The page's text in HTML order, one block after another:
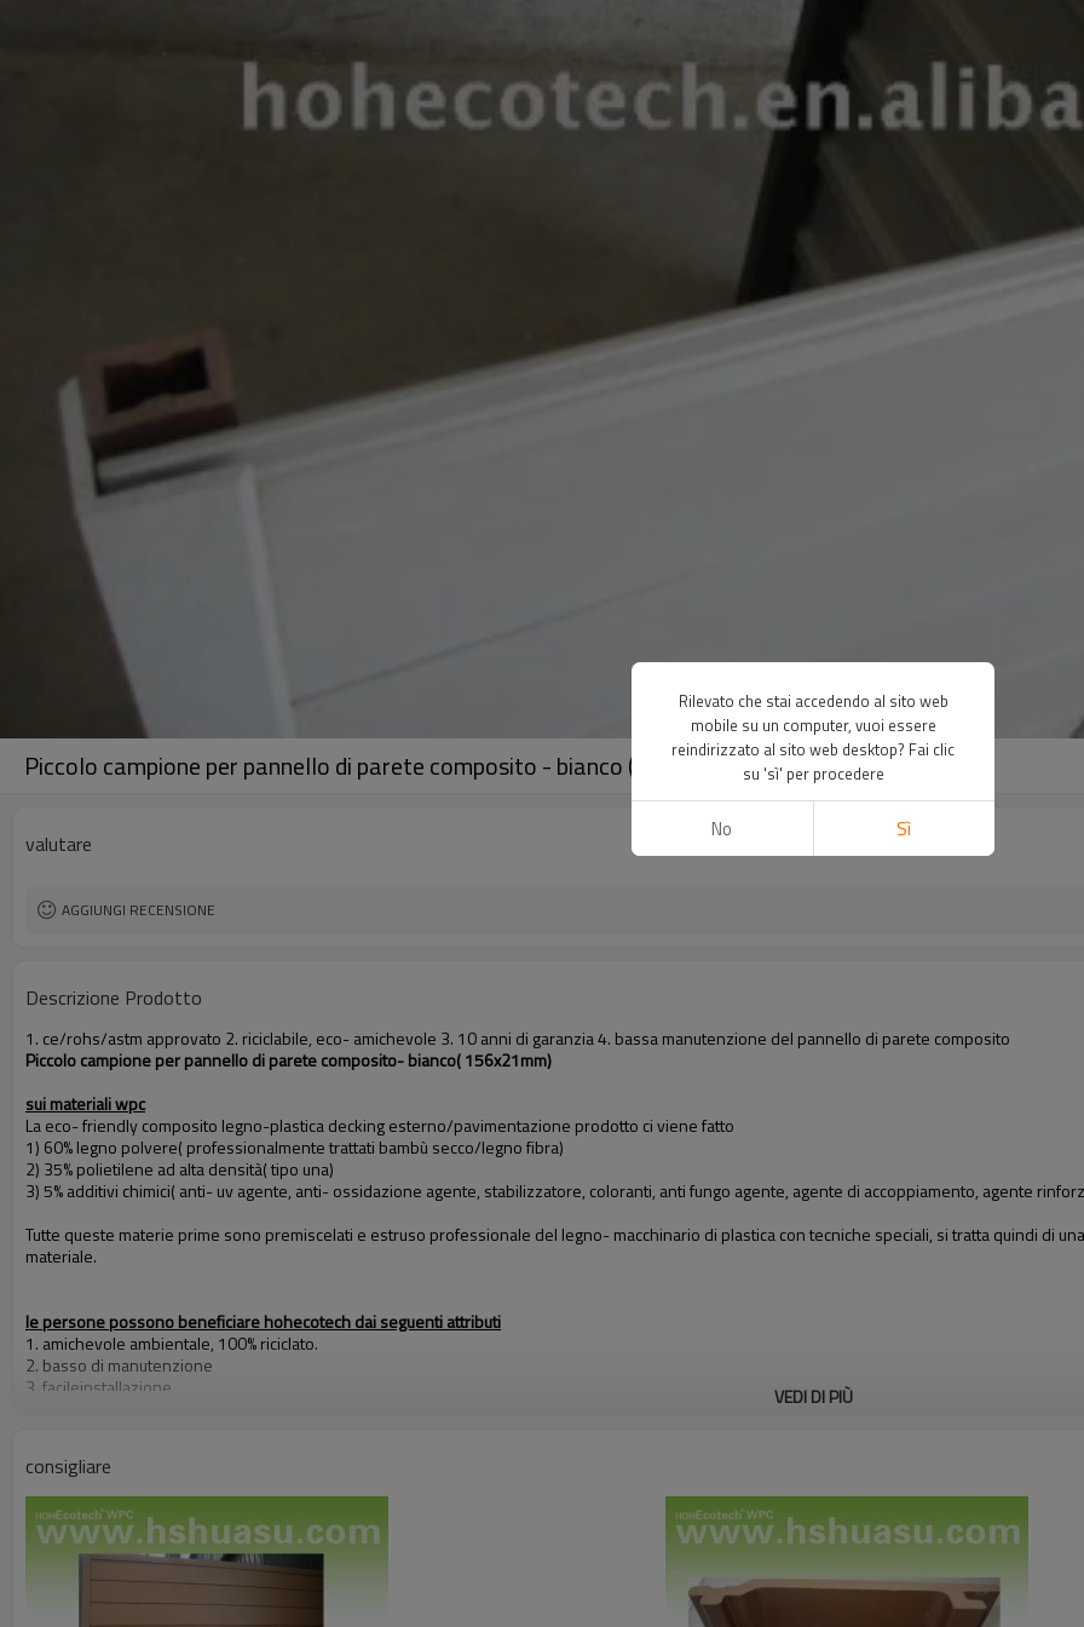
Piccolo campione per pannello di parete composito - bianco ( 156x21mm )
valutare
AGGIUNGI RECENSIONE
Descrizione Prodotto
1. ce/rohs/astm approvato 2. riciclabile, eco- amichevole 3. 10 anni di garanzia 4. bassa manutenzione del pannello di parete composito
Piccolo campione per pannello di parete composito- bianco( 156x21mm)
sui materiali wpc
La eco- friendly composito legno-plastica decking esterno/pavimentazione prodotto ci viene fatto
1) 60% legno polvere( professionalmente trattati bambù secco/legno fibra)
2) 35% polietilene ad alta densità( tipo una)
3) 5% additivi chimici( anti- uv agente, anti- ossidazione agente, stabilizzatore, coloranti, anti fungo agente, agente di accoppiamento, agente
Tutte queste materie prime sono premiscelati e estruso professionale del legno- macchinario di plastica con tecniche speciali, si tratta quindi di
materiale.
le persone possono beneficiare hohecotech dai seguenti attributi
1. amichevole ambientale, 100% riciclato.
2. basso di manutenzione
3. facileinstallazione
7. con profumo di legno, molto naturale sentire
8. resistenza ai raggi uv, resistente dissolvenza resistente
9. look elegante
10. Anche, stabilità dimensionale
VEDI DI PIÙ
consigliare
Rilevato che stai accedendo al sito web
mobile su un computer, vuoi essere
reindirizzato al sito web desktop? Fai clic
su 'sì' per procedere
No Sì